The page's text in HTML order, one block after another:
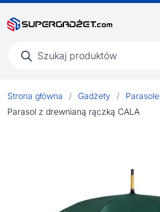
produktów
Strona główna / Gadżety /
Parasol z drewnianą rączką CALA